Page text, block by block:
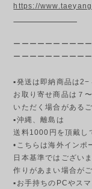
https://
ーーーーーーーーー
ーーーーーーーーー
▪発送は即納商品は2−
お取り寄せ商品は７
いただく場合がある
▪︎沖縄、離島は
送料1000円を頂戴し
•こちらは海外インポ
日本基準ではござい
作りがあまい場合が
▪︎お手持ちのPCやス